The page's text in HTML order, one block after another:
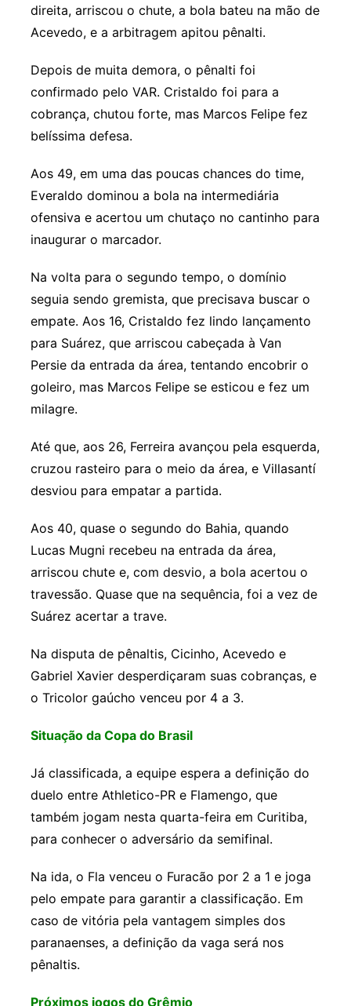
direita, arriscou o chute, a bola bateu na mão de
Acevedo, e a arbitragem apitou pênalti.
Depois de muita demora, o pênalti foi
confirmado pelo VAR. Cristaldo foi para a
cobrança, chutou forte, mas Marcos Felipe fez
belíssima defesa.
Aos 49, em uma das poucas chances do time,
Everaldo dominou a bola na intermediária
ofensiva e acertou um chutaço no cantinho para
inaugurar o marcador.
Na volta para o segundo tempo, o domínio
seguia sendo gremista, que precisava buscar o
empate. Aos 16, Cristaldo fez lindo lançamento
para Suárez, que arriscou cabeçada à Van
Persie da entrada da área, tentando encobrir o
goleiro, mas Marcos Felipe se esticou e fez um
milagre.
Até que, aos 26, Ferreira avançou pela esquerda,
cruzou rasteiro para o meio da área, e Villasantí
desviou para empatar a partida.
Aos 40, quase o segundo do Bahia, quando
Lucas Mugni recebeu na entrada da área,
arriscou chute e, com desvio, a bola acertou o
travessão. Quase que na sequência, foi a vez de
Suárez acertar a trave.
Na disputa de pênaltis, Cicinho, Acevedo e
Gabriel Xavier desperdiçaram suas cobranças, e
o Tricolor gaúcho venceu por 4 a 3.
Situação da Copa do Brasil
Já classificada, a equipe espera a definição do
duelo entre Athletico-PR e Flamengo, que
também jogam nesta quarta-feira em Curitiba,
para conhecer o adversário da semifinal.
Na ida, o Fla venceu o Furacão por 2 a 1 e joga
pelo empate para garantir a classificação. Em
caso de vitória pela vantagem simples dos
paranaenses, a definição da vaga será nos
pênaltis.
Próximos jogos do Grêmio